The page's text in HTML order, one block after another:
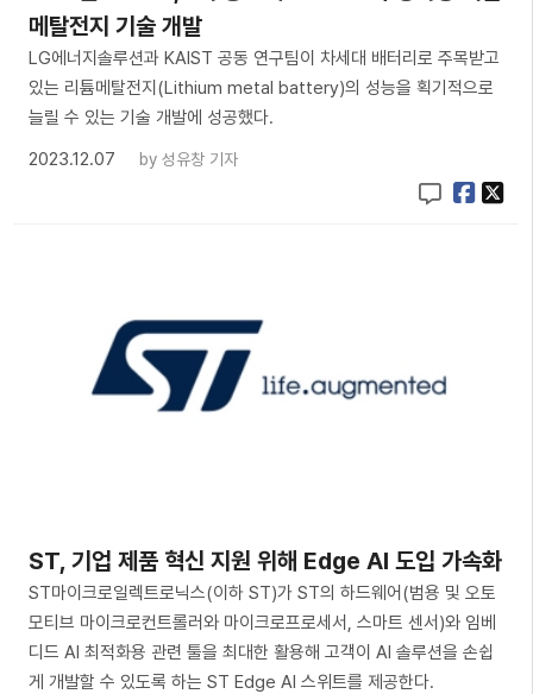
메탈전지 기술 개발
LG에너지솔루션과 KAIST 공동 연구팀이 차세대 배터리로 주목받고
있는 리튬메탈전지(Lithium metal battery)의 성능을 획기적으로
늘릴 수 있는 기술 개발에 성공했다.
2023.12.07
by 성유창 기자
ST, 기업 제품 혁신 지원 위해 Edge AI 도입 가속화
ST마이크로일렉트로닉스(이하 ST)가 ST의 하드웨어(범용 및 오토
모티브 마이크로컨트롤러와 마이크로프로세서, 스마트 센서)와 임베
디드 AI 최적화용 관련 툴을 최대한 활용해 고객이 AI 솔루션을 손쉽
게 개발할 수 있도록 하는 ST Edge AI 스위트를 제공한다.